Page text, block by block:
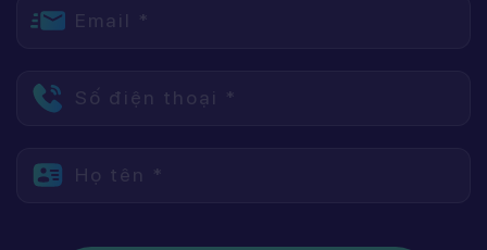
Email *
Số điện thoại *
Họ tên *